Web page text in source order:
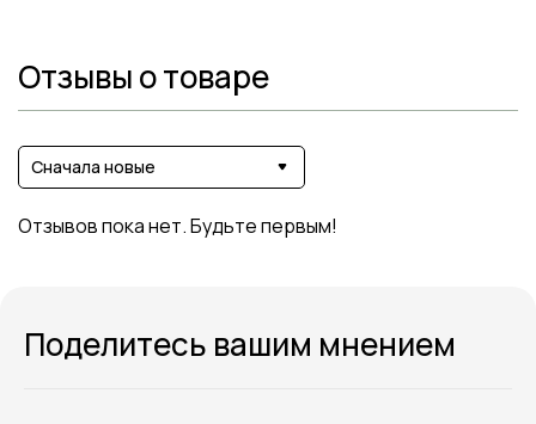
Отзывы о товаре
Сначала новые
Отзывов пока нет. Будьте первым!
Поделитесь вашим мнением